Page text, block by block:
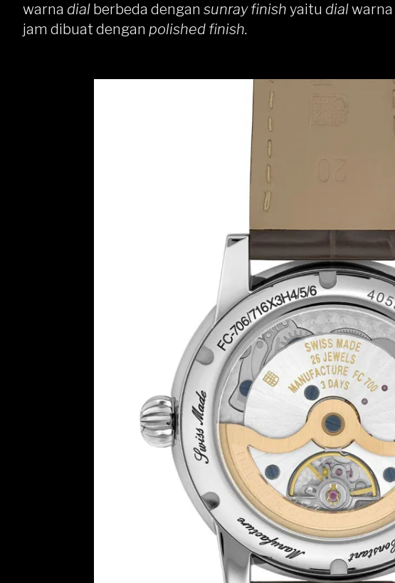
warna dial berbeda dengan sunray finish yaitu dialwarna
jam dibuat dengan polished finish.